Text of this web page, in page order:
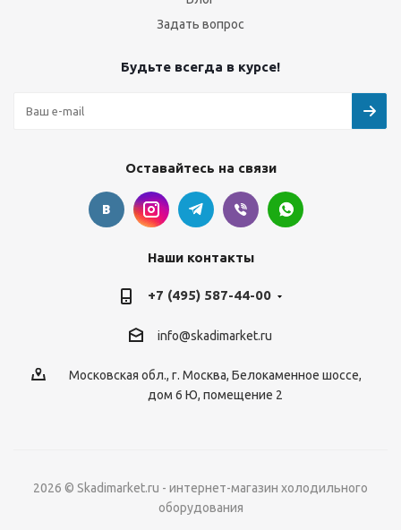
Задать вопрос
Будьте всегда в курсе!
Оставайтесь на связи
Наши контакты
+7 (495) 587-44-00
info@skadimarket.ru
Московская обл., г. Москва, Белокаменное шоссе,
дом 6 Ю, помещение 2
2026 © Skadimarket.ru - интернет-магазин холодильного
оборудования